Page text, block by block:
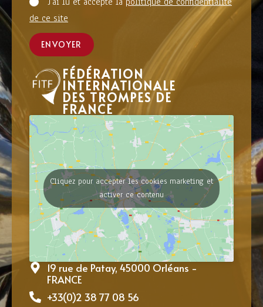
de ce site
ENVOYER
FÉDÉRATION
INTERNATIONALE
DES TROMPES DE
FRANCE
Cliquez pour accepter les cookies marketing et
activer ce contenu
19 rue de Patay, 45000 Orléans -
FRANCE
+33(0)2 38 77 08 56